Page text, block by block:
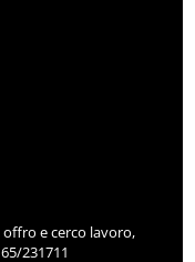
e cerco lavoro,
231711